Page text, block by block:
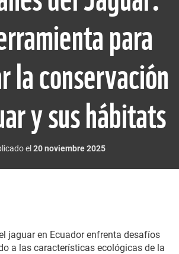
para
la conservación
y sus hábitats
el 20 noviembre 2025
jaguar en Ecuador enfrenta desafíos
a las características ecológicas de la